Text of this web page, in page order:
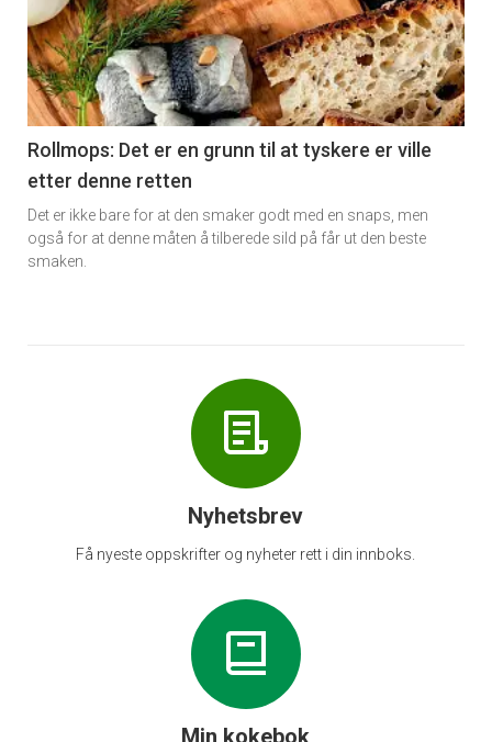
akkurat
nå
-
6
Rollmops: Det er en grunn til at tyskere er ville
etter denne retten
Det er ikke bare for at den smaker godt med en snaps, men
også for at denne måten å tilberede sild på får ut den beste
smaken.
Nyhetsbrev
Få nyeste oppskrifter og nyheter rett i din innboks.
Min kokebok